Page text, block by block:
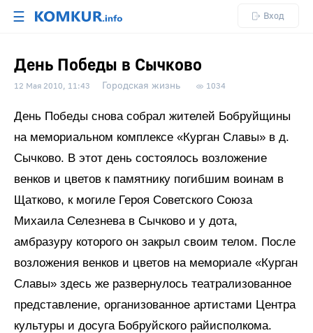
☰ Вход
День Победы в Сычково
12 Мая 2010, 11:43 Городская жизнь 1034
День Победы снова собрал жителей Бобруйщины
на мемориальном комплексе «Курган Славы» в д.
Сычково. В этот день состоялось возложение
венков и цветов к памятнику погибшим воинам в
Щатково, к могиле Героя Советского Союза
Михаила Селезнева в Сычково и у дота,
амбразуру которого он закрыл своим телом. После
возложения венков и цветов на мемориале «Курган
Славы» здесь же развернулось театрализованное
представление, организованное артистами Центра
культуры и досуга Бобруйского райисполкома.